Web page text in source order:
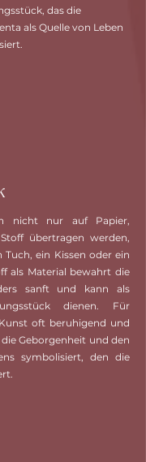
das die
als Quelle von Leben
nicht nur auf Papier,
übertragen werden,
Tuch, ein Kissen oder ein
als Material bewahrt die
sanft und kann als
dienen. Für
oft beruhigend und
Geborgenheit und den
symbolisiert, den die